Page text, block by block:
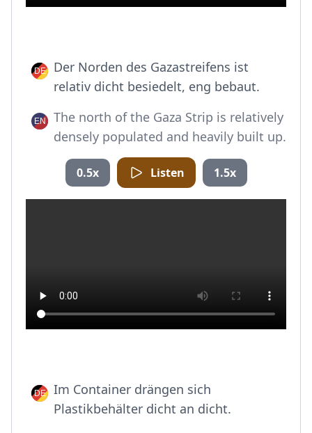
Der Norden des Gazastreifens ist
relativ dicht besiedelt, eng bebaut.
The north of the Gaza Strip is relatively
densely populated and heavily built up.
0.5x Listen 1.5x
Im Container drängen sich
Plastikbehälter dicht an dicht.